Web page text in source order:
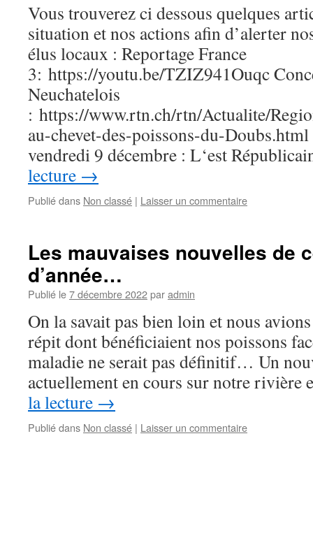
Vous trouverez ci dessous quelques
situation et nos actions afin d’alerter
élus locaux : Reportage France
3: https://youtu.be/TZIZ941Ouqc
Neuchatelois
: https://www.rtn.ch/rtn/Actualite/
au-chevet-des-poissons-du-
vendredi 9 décembre : L‘est
lecture →
Publié dans Non classé | Laisser un commentaire
Les mauvaises nouvelles de
d’année…
Publié le7 décembre 2022paradmin
On la savait pas bien loin et nous
répit dont bénéficiaient nos poissons
maladie ne serait pas définitif… Un
actuellement en cours sur notre
la lecture →
Publié dans Non classé | Laisser un commentaire